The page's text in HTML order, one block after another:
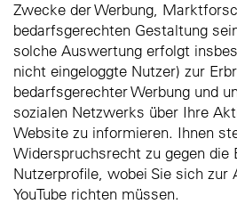
Zwecke der Werbung,
bedarfsgerechten Gestaltung
solche Auswertung erfolgt
nicht eingeloggte Nutzer) zur
bedarfsgerechter Werbung und
sozialen Netzwerks über Ihre
Website zu informieren. Ihnen
Widerspruchsrecht zu gegen die
Nutzerprofile, wobei Sie sich zur
YouTube richten müssen.